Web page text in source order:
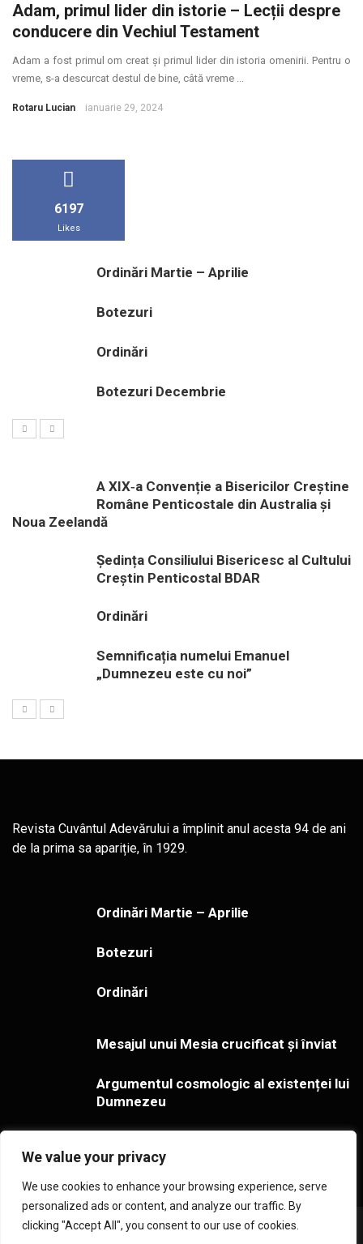
We value your privacy
We use cookies to enhance your browsing experience, serve
personalized ads or content, and analyze our traffic. By
clicking "Accept All", you consent to our use of cookies.
Adam, primul lider din istorie – Lecții despre
conducere din Vechiul Testament
Adam a fost primul om creat și primul lider din istoria omenirii. Pentru o
vreme, s-a descurcat destul de bine, câtă vreme ...
Rotaru Lucian ianuarie 29, 2024
6197
Likes
Ordinări Martie – Aprilie
Botezuri
Ordinări
Botezuri Decembrie
A XIX‑a Convenție a Bisericilor Creștine
Române Penticostale din Australia și
Noua Zeelandă
Ședința Consiliului Bisericesc al Cultului
Creștin Penticostal BDAR
Ordinări
Semnificația numelui Emanuel
„Dumnezeu este cu noi”
Revista Cuvântul Adevărului a împlinit anul acesta 94 de ani
de la prima sa apariție, în 1929.
Ordinări Martie – Aprilie
Botezuri
Ordinări
Mesajul unui Mesia crucificat și înviat
Argumentul cosmologic al existenței lui
Dumnezeu
adevărul creștinismului
Copyright ©2026 Toate drepturile rezervate - Cultul Penticostal